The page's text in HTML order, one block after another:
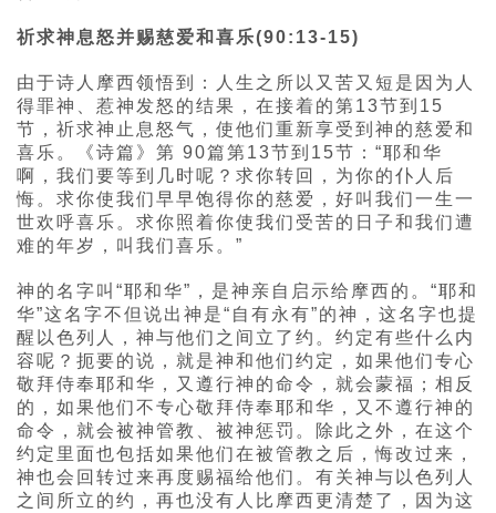
祈求神息怒并赐慈爱和喜乐(90:13-15)
由于诗人摩西领悟到：人生之所以又苦又短是因为人
得罪神、惹神发怒的结果，在接着的第13节到15
节，祈求神止息怒气，使他们重新享受到神的慈爱和
喜乐。《诗篇》第 90篇第13节到15节：“耶和华
啊，我们要等到几时呢？求你转回，为你的仆人后
悔。求你使我们早早饱得你的慈爱，好叫我们一生一
世欢呼喜乐。求你照着你使我们受苦的日子和我们遭
难的年岁，叫我们喜乐。”
神的名字叫“耶和华”，是神亲自启示给摩西的。“耶和
华”这名字不但说出神是“自有永有”的神，这名字也提
醒以色列人，神与他们之间立了约。约定有些什么内
容呢？扼要的说，就是神和他们约定，如果他们专心
敬拜侍奉耶和华，又遵行神的命令，就会蒙福；相反
的，如果他们不专心敬拜侍奉耶和华，又不遵行神的
命令，就会被神管教、被神惩罚。除此之外，在这个
约定里面也包括如果他们在被管教之后，悔改过来，
神也会回转过来再度赐福给他们。有关神与以色列人
之间所立的约，再也没有人比摩西更清楚了，因为这